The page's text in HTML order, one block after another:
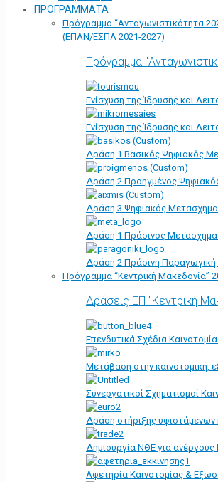
ΠΡΟΓΡΑΜΜΑΤΑ
Πρόγραμμα “Ανταγωνιστικότητα
(ΕΠΑΝ/ΕΣΠΑ 2021-2027)
Πρόγραμμα
Ενίσχυση της Ίδρυσης και
Ενίσχυση της Ίδρυσης και
Δράση 1 Βασικός Ψηφιακός
Δράση 2 Προηγμένος
Δράση 3 Ψηφιακός
Δράση 1 Πράσινος
Δράση 2 Πράσινη
Πρόγραμμα “Κεντρική Μακεδονία”
Δράσεις ΕΠ "Κεντρική
Επενδυτικά Σχέδια
Μετάβαση στην καινοτομική,
Συνεργατικοί Σχηματισμοί
Δράση στήριξης
Δημιουργία ΝΘΕ για
Αφετηρία Kαινοτομίας &